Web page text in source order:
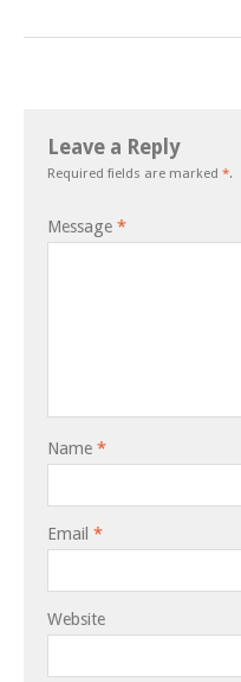
Leave a Reply
Required fields are marked *.
Message *
Name *
Email *
Website